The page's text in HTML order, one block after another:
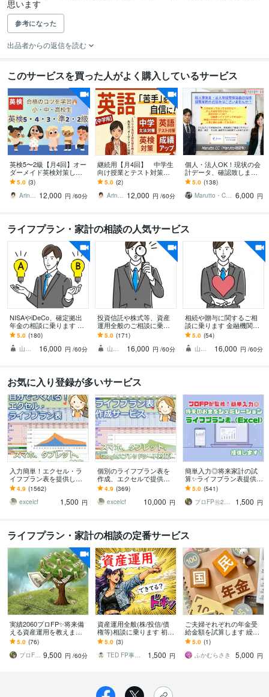
思います
参考になった
出品者からの返信を読む
このサービスを買った人がよく購入しているサービス
英検5〜2級【月4回】オー
ダーメイド英検対策しま
す これから一緒に学習で
きることを楽しみにして
おります！
5.0 (3)
Arin 英会話・家庭教師 12,000 円 /60分
継続用【月4回】 中学生
向け授業とテスト対策し
ます これから一緒に学習
できるのを楽しみにして
います！
5.0 (2)
Arin 英会話・家庭教師 12,000 円 /60分
個人・法人OK！現状の会
計データ、確認致します
普段の仕訳確認～決算チ
ェックや修正まで、何で
も対応可能です✨
5.0 (138)
Marutto・CC☆島 6,000 円
ライフプラン・家計の相談の人気サービス
NISAやiDeCo、確定拠出
年金の相談に乗ります ニ
ーサ・イデコ・DCは、使
いかたを間違えると逆効
果になります
5.0 (180)
山田ゆうき ＠お金のかかりつけ医
16,000 円 /60分
投資信託や株式等、資産
運用全般のご相談に乗り
ます ちょっと待って！そ
れ、本当に契約して大丈
夫!?
5.0 (171)
山田ゆうき ＠お金のかかりつけ医
16,000 円 /60分
相続や贈与に関するご相
談に乗ります 金融機関に
相談すると、手数料の高
いサービスを勧誘されま
す！
5.0 (54)
山田ゆうき ＠お金のかかりつけ医
16,000 円 /60分
お気に入り登録が多いサービス
入力簡単！エクセル・ラ
イフプラン表を提供しま
す 今後のライフプラン
（マネープラン）をまじ
めに考えたい方へ
4.9 (1562)
excelcf
1,500 円
個別のライフプラン表を
作成、エクセルで提供し
ます 住宅購入、NISA/iDe
Co、働き方、老後資金な
どの検討に
4.9 (369)
excelcf
10,000 円
簡単入力◎将来家計の試
算✨ライフプラン表提供し
ます 実績2060件プロFP監
修✨自分で作成できるエク
セル即日納品
5.0 (541)
プロFP㊗️2061件✨家計コンサル相談
1,500 円
ライフプラン・家計の相談の定番サービス
実績2060プロFP✨将来備
える資産運用を教えます 3
0〜90分◎NISAやiDeCo解
説✨持ち家売買相談もOK
5.0 (76)
プロFP㊗️2061件✨家計コンサル相談 9,500 円 /60分
資産運用全般(株/投信/債
権等)相談に乗ります 初心
者歓迎FIRE達成FPが購入
前/保有資産の中立アドバ
イス
5.0 (3)
TED FP事務所
1,500 円
ご夫婦それぞれの年金受
給金額を試算します 繰り
下げ受給で受給額は増え
る☆ズバリ希望年齢で試
算します！
5.0 (1)
ふかむらさき
5,000 円